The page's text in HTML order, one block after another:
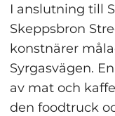
I anslutning till
Skeppsbron
konstnärer
Syrgasvägen.
av mat och
den foodtruck